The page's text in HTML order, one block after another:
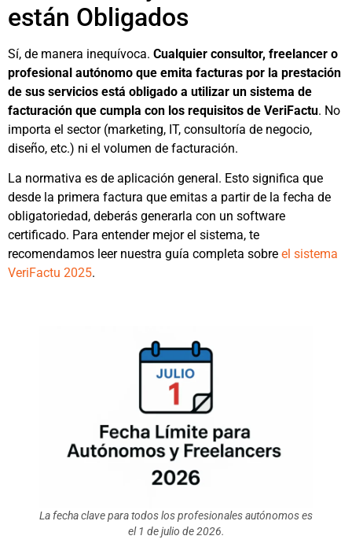
están Obligados
Sí, de manera inequívoca. Cualquier consultor, freelancer o
profesional autónomo que emita facturas por la prestación
de sus servicios está obligado a utilizar un sistema de
facturación que cumpla con los requisitos de VeriFactu. No
importa el sector (marketing, IT, consultoría de negocio,
diseño, etc.) ni el volumen de facturación.
La normativa es de aplicación general. Esto significa que
desde la primera factura que emitas a partir de la fecha de
obligatoriedad, deberás generarla con un software
certificado. Para entender mejor el sistema, te
recomendamos leer nuestra guía completa sobre el sistema
VeriFactu 2025.
La fecha clave para todos los profesionales autónomos es
el 1 de julio de 2026.